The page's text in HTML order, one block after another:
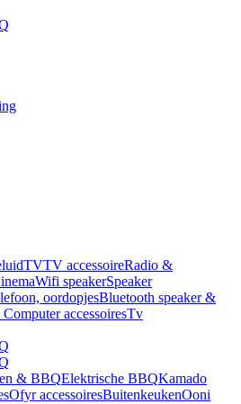
TVTV accessoireRadio &
Wifi speakerSpeaker
oordopjesBluetooth speaker &
accessoiresTv
& BBQElektrische BBQKamado
Ofyr accessoiresBuitenkeukenOoni